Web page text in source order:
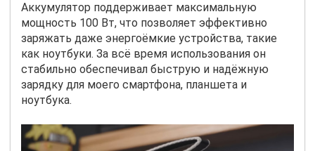
Аккумулятор поддерживает максимальную
мощность 100 Вт, что позволяет эффективно
заряжать даже энергоёмкие устройства, такие
как ноутбуки. За всё время использования он
стабильно обеспечивал быструю и надёжную
зарядку для моего смартфона, планшета и
ноутбука.